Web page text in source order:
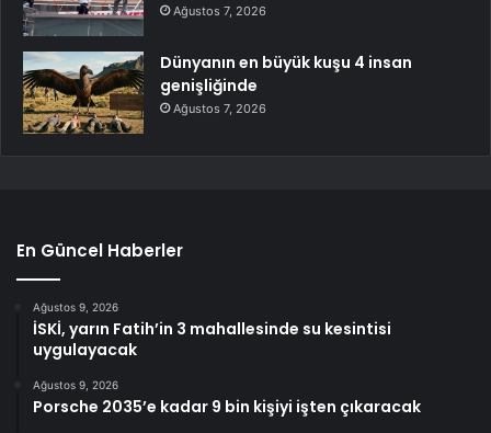
Ağustos 7, 2026
Dünyanın en büyük kuşu 4 insan
genişliğinde
Ağustos 7, 2026
En Güncel Haberler
Ağustos 9, 2026
İSKİ, yarın Fatih’in 3 mahallesinde su kesintisi
uygulayacak
Ağustos 9, 2026
Porsche 2035’e kadar 9 bin kişiyi işten çıkaracak